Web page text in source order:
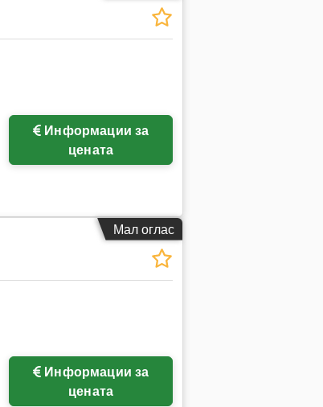
цената
Мал оглас
цената